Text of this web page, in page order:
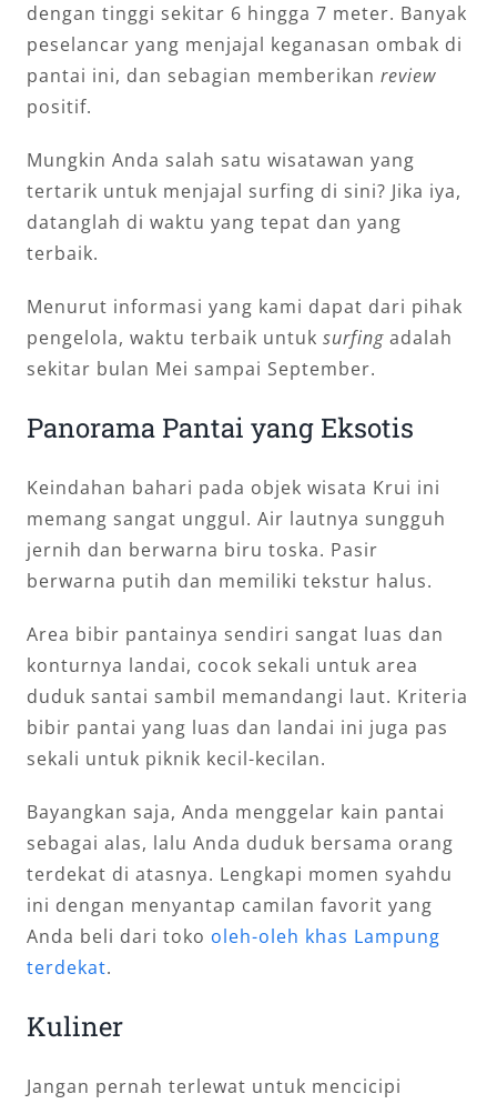
dengan tinggi sekitar 6 hingga 7 meter. Banyak
peselancar yang menjajal keganasan ombak di
pantai ini, dan sebagian memberikan review
positif.
Mungkin Anda salah satu wisatawan yang
tertarik untuk menjajal surfing di sini? Jika iya,
datanglah di waktu yang tepat dan yang
terbaik.
Menurut informasi yang kami dapat dari pihak
pengelola, waktu terbaik untuk surfingadalah
sekitar bulan Mei sampai September.
Panorama Pantai yang Eksotis
Keindahan bahari pada objek wisata Krui ini
memang sangat unggul. Air lautnya sungguh
jernih dan berwarna biru toska. Pasir
berwarna putih dan memiliki tekstur halus.
Area bibir pantainya sendiri sangat luas dan
konturnya landai, cocok sekali untuk area
duduk santai sambil memandangi laut. Kriteria
bibir pantai yang luas dan landai ini juga pas
sekali untuk piknik kecil-kecilan.
Bayangkan saja, Anda menggelar kain pantai
sebagai alas, lalu Anda duduk bersama orang
terdekat di atasnya. Lengkapi momen syahdu
ini dengan menyantap camilan favorit yang
Anda beli dari toko oleh-oleh khas Lampung
terdekat.
Kuliner
Jangan pernah terlewat untuk mencicipi